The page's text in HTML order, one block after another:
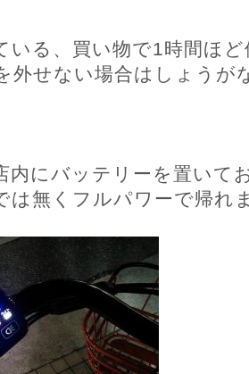
いる、買い物で1時間ほ
外せない場合はしょうが
内にバッテリーを置いて
は無くフルパワーで帰れ